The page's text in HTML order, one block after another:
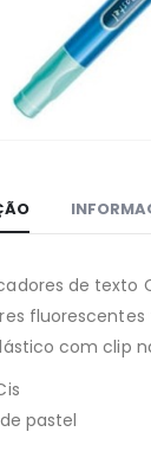
de texto
com clip
pastel